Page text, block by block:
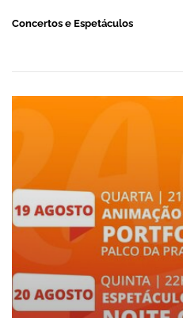
Concertos e Espetáculos
ANIMAÇÃO DE VERÃO